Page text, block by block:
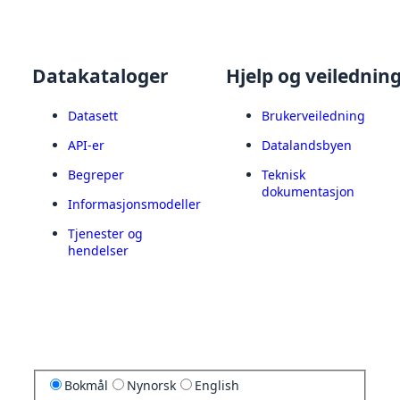
Datakataloger
Datasett
API-er
Begreper
Informasjonsmodeller
Tjenester og
hendelser
Hjelp og
Brukerveiledning
Datalandsbyen
Teknisk
dokumentasjon
Bokmål Nynorsk English